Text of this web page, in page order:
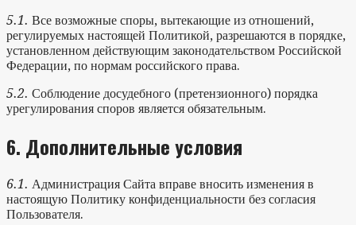
5.1. Все возможные споры, вытекающие из отношений,
регулируемых настоящей Политикой, разрешаются в порядке,
установленном действующим законодательством Российской
Федерации, по нормам российского права.
5.2. Соблюдение досудебного (претензионного) порядка
урегулирования споров является обязательным.
6. Дополнительные условия
6.1. Администрация Сайта вправе вносить изменения в
настоящую Политику конфиденциальности без согласия
Пользователя.